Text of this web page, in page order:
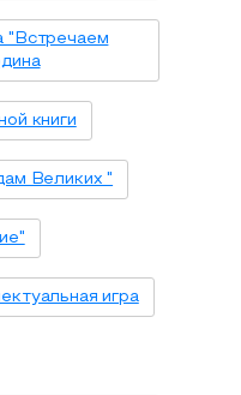
"Встречаем
книги
Великих "
игра